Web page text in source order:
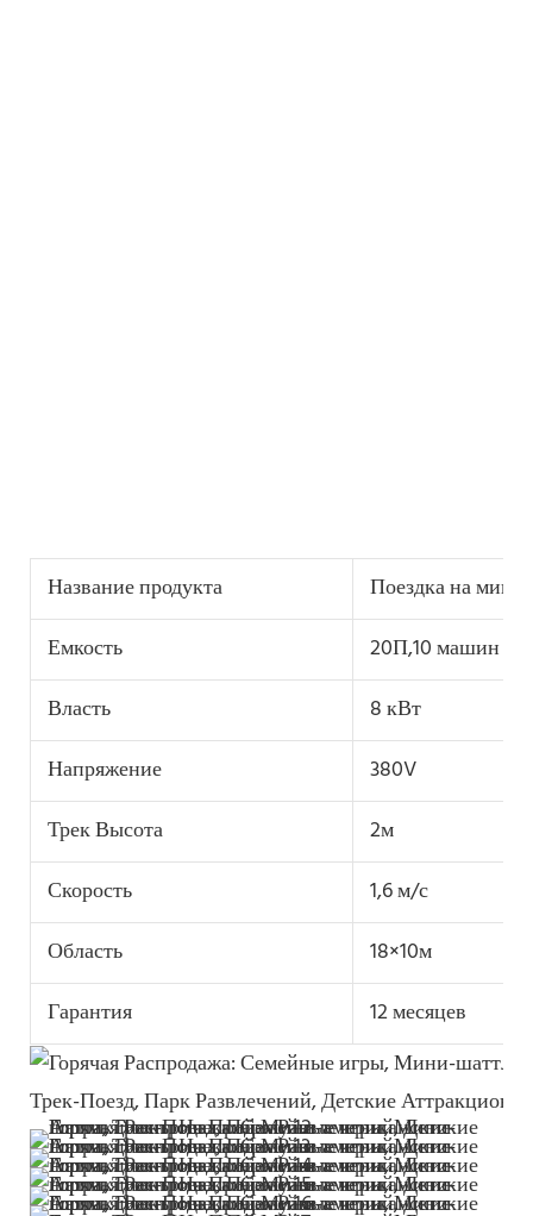
Название продукта
Поездка на
Емкость
20П,10 машин
Власть
8 кВт
Напряжение
380V
Трек Высота
2м
Скорость
1,6 м/с
Область
18×10м
Гарантия
12 месяцев